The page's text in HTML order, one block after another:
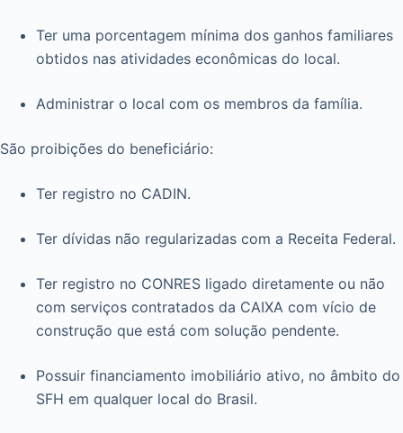
Ter uma porcentagem mínima dos ganhos familiares
obtidos nas atividades econômicas do local.
Administrar o local com os membros da família.
São proibições do beneficiário:
Ter registro no CADIN.
Ter dívidas não regularizadas com a Receita Federal.
Ter registro no CONRES ligado diretamente ou não
com serviços contratados da CAIXA com vício de
construção que está com solução pendente.
Possuir financiamento imobiliário ativo, no âmbito do
SFH em qualquer local do Brasil.